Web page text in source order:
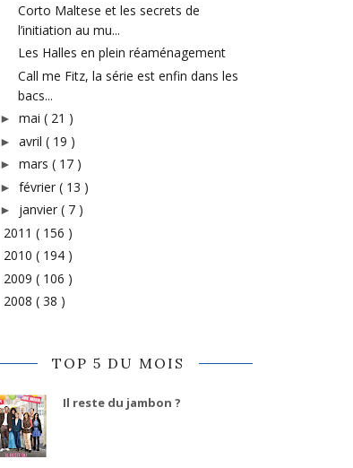
Corto Maltese et les secrets de
l’initiation au mu...
Les Halles en plein réaménagement
Call me Fitz, la série est enfin dans les
bacs...
► mai ( 21 )
► avril ( 19 )
► mars ( 17 )
► février ( 13 )
► janvier ( 7 )
2011 ( 156 )
2010 ( 194 )
2009 ( 106 )
2008 ( 38 )
TOP 5 DU MOIS
Il reste du jambon ?